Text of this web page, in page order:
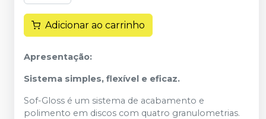
Adicionar ao carrinho
Apresentação:
Sistema simples, flexível e eficaz.
Sof-Gloss é um sistema de acabamento e
polimento em discos com quatro granulometrias.